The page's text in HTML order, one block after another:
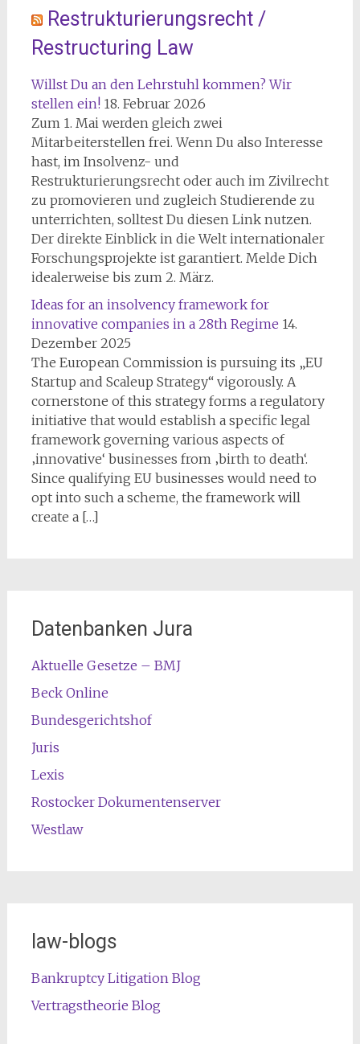
Restrukturierungsrecht /
Restructuring Law
Willst Du an den Lehrstuhl kommen? Wir
stellen ein! 18. Februar 2026
Zum 1. Mai werden gleich zwei
Mitarbeiterstellen frei. Wenn Du also Interesse
hast, im Insolvenz- und
Restrukturierungsrecht oder auch im Zivilrecht
zu promovieren und zugleich Studierende zu
unterrichten, solltest Du diesen Link nutzen.
Der direkte Einblick in die Welt internationaler
Forschungsprojekte ist garantiert. Melde Dich
idealerweise bis zum 2. März.
Ideas for an insolvency framework for
innovative companies in a 28th Regime 14.
Dezember 2025
The European Commission is pursuing its „EU
Startup and Scaleup Strategy“ vigorously. A
cornerstone of this strategy forms a regulatory
initiative that would establish a specific legal
framework governing various aspects of
‚innovative‘ businesses from ‚birth to death‘.
Since qualifying EU businesses would need to
opt into such a scheme, the framework will
create a […]
Datenbanken Jura
Aktuelle Gesetze – BMJ
Beck Online
Bundesgerichtshof
Juris
Lexis
Rostocker Dokumentenserver
Westlaw
law-blogs
Bankruptcy Litigation Blog
Vertragstheorie Blog